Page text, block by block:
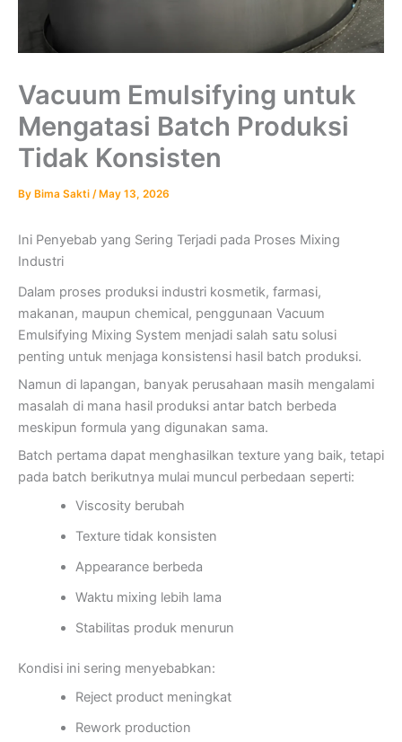
Vacuum Emulsifying untuk
Mengatasi Batch Produksi
Tidak Konsisten
By Bima Sakti / May 13, 2026
Ini Penyebab yang Sering Terjadi pada Proses Mixing
Industri
Dalam proses produksi industri kosmetik, farmasi,
makanan, maupun chemical, penggunaan Vacuum
Emulsifying Mixing System menjadi salah satu solusi
penting untuk menjaga konsistensi hasil batch produksi.
Namun di lapangan, banyak perusahaan masih mengalami
masalah di mana hasil produksi antar batch berbeda
meskipun formula yang digunakan sama.
Batch pertama dapat menghasilkan texture yang baik, tetapi
pada batch berikutnya mulai muncul perbedaan seperti:
Viscosity berubah
Texture tidak konsisten
Appearance berbeda
Waktu mixing lebih lama
Stabilitas produk menurun
Kondisi ini sering menyebabkan:
Reject product meningkat
Rework production